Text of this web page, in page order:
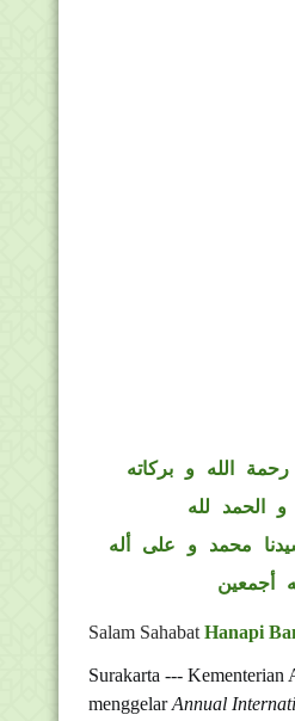
الله و بركاته
الحمد لله
محمد و على أله
أجمعين
Salam Sahabat Hanapi
Surakarta --- Kementerian
menggelar Annual